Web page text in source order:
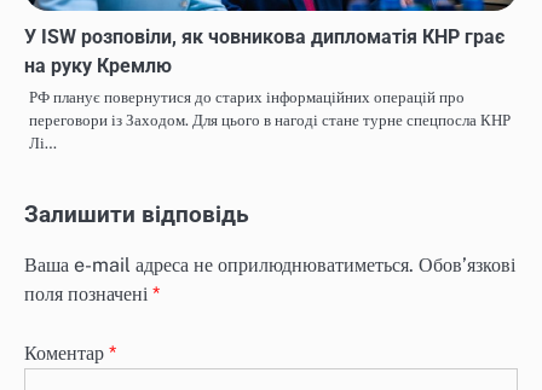
У ISW розповіли, як човникова дипломатія КНР грає
на руку Кремлю
РФ планує повернутися до старих інформаційних операцій про
переговори із Заходом. Для цього в нагоді стане турне спецпосла КНР
Лі…
Залишити відповідь
Ваша e-mail адреса не оприлюднюватиметься. Обов’язкові
поля позначені *
Коментар *